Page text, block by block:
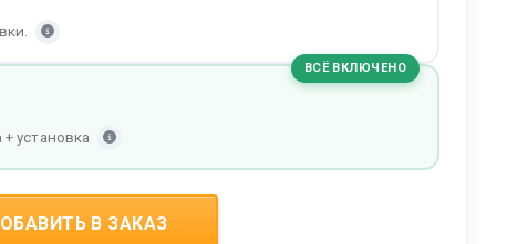
ВСЁ ВКЛЮЧЕНО
установка
В ЗАКАЗ